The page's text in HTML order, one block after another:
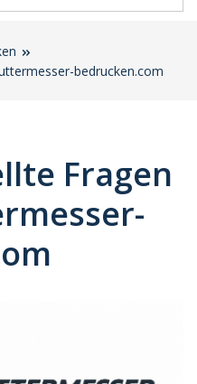
bedrucken.com
Fragen